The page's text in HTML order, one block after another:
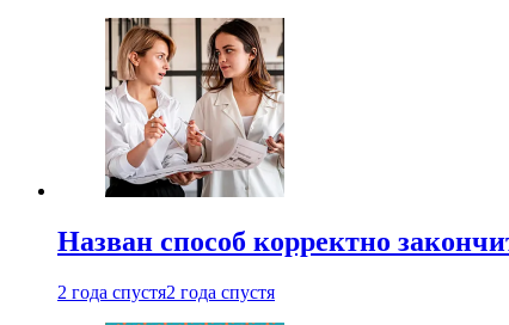
Назван способ корректно
2 года спустя2 года спустя